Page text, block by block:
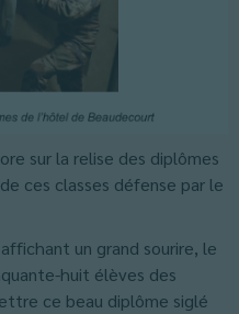
sur la relise des diplômes
ces classes défense par le
un grand sourire, le
huit élèves des
ce beau diplôme siglé